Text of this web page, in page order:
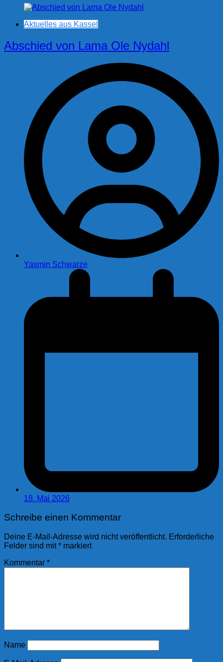
Aktuelles aus Kassel
Abschied von Lama Ole Nydahl
Yasmin Schwarze
18. Mai 2026
Schreibe einen Kommentar
Deine E-Mail-Adresse wird nicht veröffentlicht. Erforderliche
Felder sind mit* markiert
Kommentar *
Name